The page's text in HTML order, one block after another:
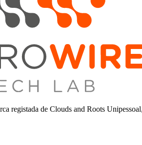
registada de Clouds and Roots